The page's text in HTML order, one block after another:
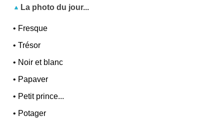
La photo du jour...
• Fresque
•Trésor
• Noir et blanc
• Papaver
• Petit prince...
• Potager